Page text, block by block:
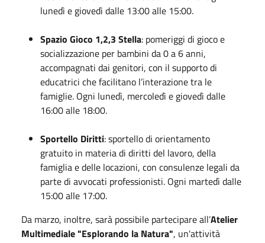
lunedì e giovedì dalle 13:00 alle 15:00.
Spazio Gioco 1,2,3 Stella: pomeriggi di gioco e
socializzazione per bambini da 0 a 6 anni,
accompagnati dai genitori, con il supporto di
educatrici che facilitano l’interazione tra le
famiglie. Ogni lunedì, mercoledì e giovedì dalle
16:00 alle 18:00.
Sportello Diritti: sportello di orientamento
gratuito in materia di diritti del lavoro, della
famiglia e delle locazioni, con consulenze legali da
parte di avvocati professionisti. Ogni martedì dalle
15:00 alle 17:00.
Da marzo, inoltre, sarà possibile partecipare all’Atelier
Multimediale "Esplorando la Natura", un'attività